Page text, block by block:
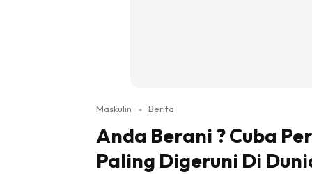
Maskulin » Berita
Anda Berani ? Cuba
Paling Digeruni Di